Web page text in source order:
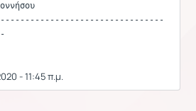
- 11:45 π.μ.